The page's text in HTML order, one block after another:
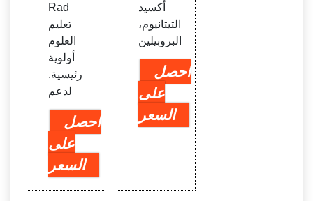
Rad
تعليم
العلوم
أولوية
رئيسية.
لدعم
احصل
على
السعر
أكسيد
التيتانيوم،
البروبيلين
احصل
على
السعر